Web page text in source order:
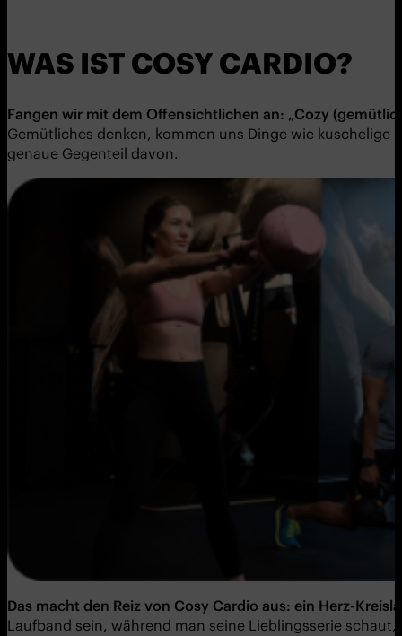
WAS IST COSY CARDIO?
Fangen wir mit dem Offensichtlichen an: „Cozy
Gemütliches denken, kommen uns Dinge wie kuschelige
genaue Gegenteil davon.
Das macht den Reiz von Cosy Cardio aus: ein Herz-
Laufband sein, während man seine Lieblingsserie